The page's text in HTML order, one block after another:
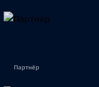
Партнёр